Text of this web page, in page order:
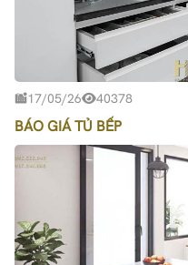
17/05/26 40378
BÁO GIÁ TỦ BẾP